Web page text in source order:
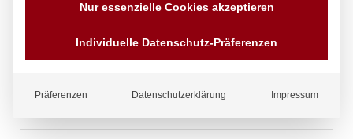
chief Blockbatterie 3/4″
Nur essenzielle Cookies akzeptieren
Individuelle Datenschutz-Präferenzen
Präferenzen Datenschutzerklärung Impressum